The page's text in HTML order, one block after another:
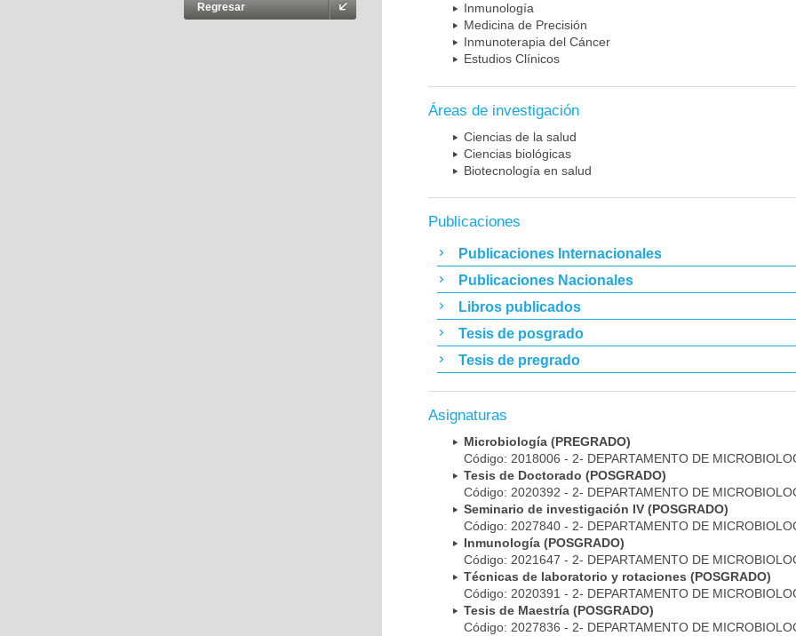
Regresar
Inmunología
Medicina de Precisión
Inmunoterapia del Cáncer
Estudios Clínicos
Áreas de investigación
Ciencias de la salud
Ciencias biológicas
Biotecnología en salud
Publicaciones
Publicaciones Internacionales
Publicaciones Nacionales
Libros publicados
Tesis de posgrado
Tesis de pregrado
Asignaturas
Microbiología (PREGRADO)
Código: 2018006 - 2- DEPARTAMENTO DE
Tesis de Doctorado (POSGRADO)
Código: 2020392 - 2- DEPARTAMENTO DE
Seminario de investigación IV (POSGRADO)
Código: 2027840 - 2- DEPARTAMENTO DE
Inmunología (POSGRADO)
Código: 2021647 - 2- DEPARTAMENTO DE
Técnicas de laboratorio y rotaciones (POSGRADO)
Código: 2020391 - 2- DEPARTAMENTO DE
Tesis de Maestría (POSGRADO)
Código: 2027836 - 2- DEPARTAMENTO DE